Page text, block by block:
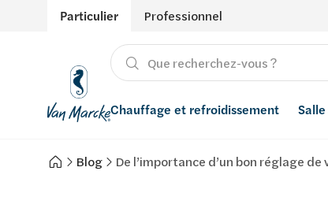
Particulier Professionnel
Chauffage et refroidissement
Chauffage
Produits
Énergies renouvelables
Adoucisseurs d’eau
Blog De l’importance d’un bon réglage